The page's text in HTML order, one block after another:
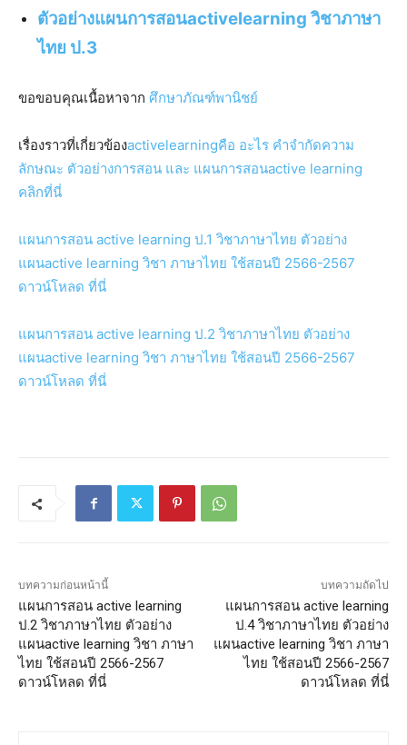
ตัวอย่างแผนการสอนactivelearning วิชาภาษา
ไทย ป.3
ขอขอบคุณเนื้อหาจาก ศึกษาภัณฑ์พานิชย์
เรื่องราวที่เกี่ยวข้องactivelearningคือ อะไร คำจำกัดความ
ลักษณะ ตัวอย่างการสอน และ แผนการสอนactive learning
คลิกที่นี่
แผนการสอน active learning ป.1 วิชาภาษาไทย ตัวอย่าง
แผนactive learning วิชา ภาษาไทย ใช้สอนปี 2566-2567
ดาวน์โหลด ที่นี่
แผนการสอน active learning ป.2 วิชาภาษาไทย ตัวอย่าง
แผนactive learning วิชา ภาษาไทย ใช้สอนปี 2566-2567
ดาวน์โหลด ที่นี่
บทความก่อนหน้านี้
แผนการสอน active learning
ป.2 วิชาภาษาไทย ตัวอย่าง
แผนactive learning วิชา ภาษา
ไทย ใช้สอนปี 2566-2567
ดาวน์โหลด ที่นี่
บทความถัดไป
แผนการสอน active learning
ป.4 วิชาภาษาไทย ตัวอย่าง
แผนactive learning วิชา ภาษา
ไทย ใช้สอนปี 2566-2567
ดาวน์โหลด ที่นี่